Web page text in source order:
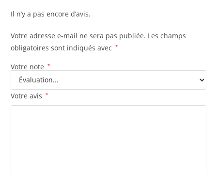
Il n’y a pas encore d’avis.
Votre adresse e-mail ne sera pas publiée. Les champs
obligatoires sont indiqués avec
*
Votre note *
Votre avis *